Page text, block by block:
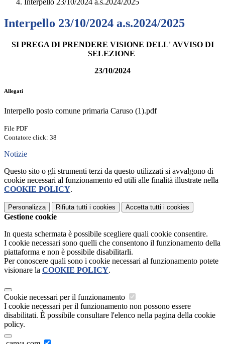
Interpello 23/10/2024 a.s.2024/2025
Interpello 23/10/2024 a.s.2024/2025
SI PREGA DI PRENDERE VISIONE DELL' AVVISO DI
SELEZIONE
23/10/2024
Allegati
Interpello posto comune primaria Caruso (1).pdf
File PDF
Contatore click: 38
Notizie
Questo sito o gli strumenti terzi da questo utilizzati si avvalgono di
cookie necessari al funzionamento ed utili alle finalità illustrate nella
COOKIE POLICY.
Personalizza Rifiuta tutti i cookies Accetta tutti i cookies
Gestione cookie
In questa schermata è possibile scegliere quali cookie consentire.
I cookie necessari sono quelli che consentono il funzionamento della
piattaforma e non è possibile disabilitarli.
Per conoscere quali sono i cookie necessari al funzionamento potete
visionare la COOKIE POLICY.
Cookie necessari per il funzionamento
I cookie necessari per il funzionamento non possono essere
disabilitati. È possibile consultare l'elenco nella pagina della cookie
policy.